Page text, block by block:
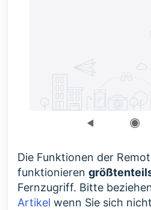
Die Funktionen der
funktionieren
Fernzugriff. Bitte
Artikel wenn Sie sich